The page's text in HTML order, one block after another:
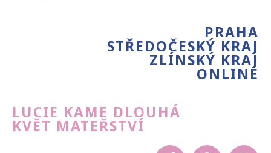
PRAHA
STŘEDOČESKÝ KRAJ
ZLÍNSKÝ KRAJ
ONLINE
LUCIE KAME DLOUHÁ
KVĚT MATEŘSTVÍ